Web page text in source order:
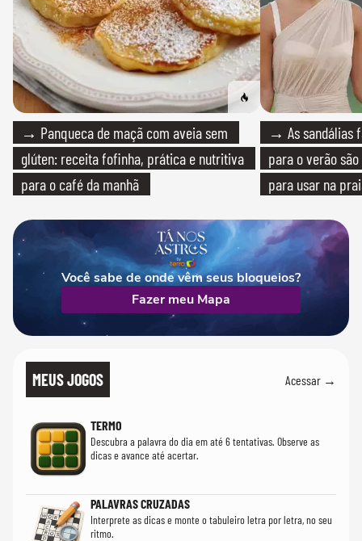
→ Panqueca de maçã com aveia sem
glúten: receita fofinha, prática e nutritiva
para o café da manhã
→ As sandálias
para o verão
para usar na
Você sabe de onde vêm seus bloqueios?
Fazer meu Mapa
MEUS JOGOS Acessar →
TERMO
Descubra a palavra do dia em até 6 tentativas. Observe as
dicas e avance até acertar.
PALAVRAS CRUZADAS
Interprete as dicas e monte o tabuleiro letra por letra, no seu
ritmo.